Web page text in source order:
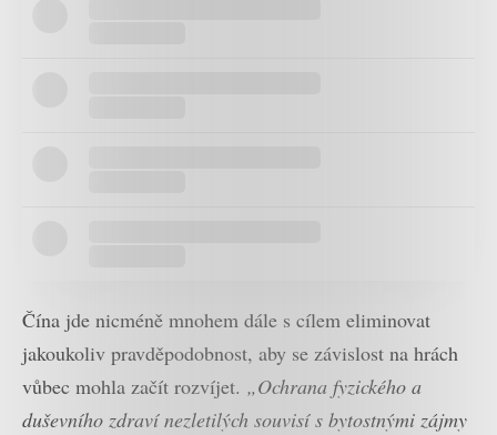
Čína jde nicméně mnohem dále s cílem eliminovat
jakoukoliv pravděpodobnost, aby se závislost na hrách
vůbec mohla začít rozvíjet. „Ochrana fyzického a
duševního zdraví nezletilých souvisí s bytostnými zájmy